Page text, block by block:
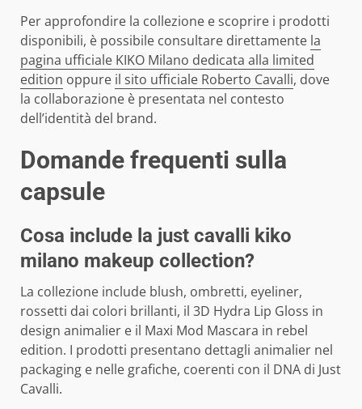
Per approfondire la collezione e scoprire i prodotti
disponibili, è possibile consultare direttamente la
pagina ufficiale KIKO Milano dedicata alla limited
edition oppure il sito ufficiale Roberto Cavalli, dove
la collaborazione è presentata nel contesto
dell’identità del brand.
Domande frequenti sulla
capsule
Cosa include la just cavalli kiko
milano makeup collection?
La collezione include blush, ombretti, eyeliner,
rossetti dai colori brillanti, il 3D Hydra Lip Gloss in
design animalier e il Maxi Mod Mascara in rebel
edition. I prodotti presentano dettagli animalier nel
packaging e nelle grafiche, coerenti con il DNA di Just
Cavalli.